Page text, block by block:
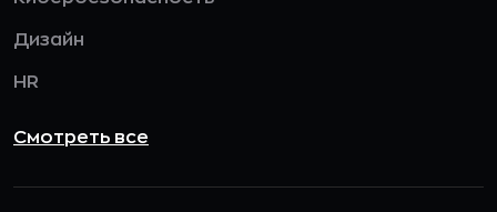
Дизайн
HR
Смотреть все